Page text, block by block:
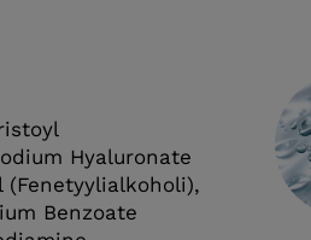
Hyaluronate
(Fenetyylialkoholi),
Benzoate